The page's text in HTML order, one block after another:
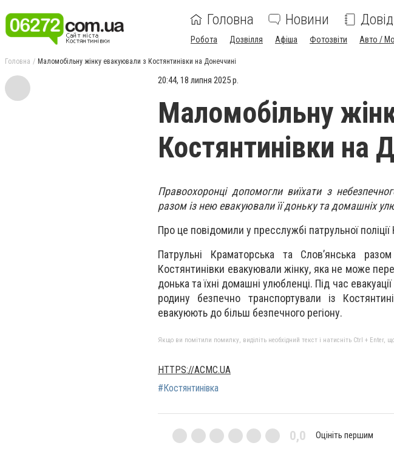
Головна Новини
Робота Дозвілля Афіша Фотозвіти Авто /
Головна Маломобільну жінку евакуювали з Костянтинівки на Донеччині
20:44, 18 липня 2025 р.
Маломобільну
Костянтинівки на
Правоохоронці допомогли виїхати з
разом із нею евакуювали її доньку та домашніх
Про це повідомили у пресслужбі патрульної
Патрульні Краматорська та Слов’янська
Костянтинівки евакуювали жінку, яка не може
донька та їхні домашні улюбленці. Під час
родину безпечно транспортували із
евакуюють до більш безпечного регіону.
Якщо ви помітили помилку, виділіть необхідний текст і натисніть Ctrl + Enter,
HTTPS://ACMC.UA
#Костянтинівка
0,0 Оцініть першим